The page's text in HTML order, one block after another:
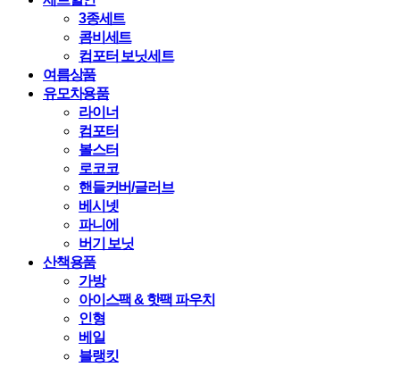
3종세트
콤비세트
컴포터 보닛세트
여름상품
유모차용품
라이너
컴포터
볼스터
로코코
핸들커버/글러브
베시넷
파니에
버기 보닛
산책용품
가방
아이스팩 & 핫팩 파우치
인형
베일
블랭킷